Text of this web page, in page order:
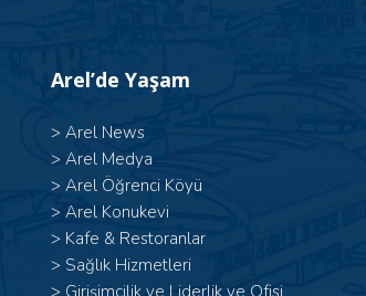
Arel’de Yaşam
> Arel News
> Arel Medya
> Arel Öğrenci Köyü
> Arel Konukevi
> Kafe & Restoranlar
> Sağlık Hizmetleri